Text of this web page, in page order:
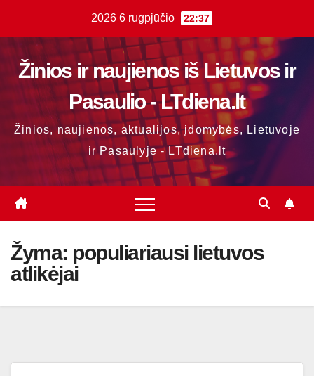
content
2026 6 rugpjūčio 22:37
Žinios ir naujienos iš Lietuvos ir
Pasaulio - LTdiena.lt
Žinios, naujienos, aktualijos, įdomybės, Lietuvoje
ir Pasaulyje - LTdiena.lt
Žyma: populiariausi lietuvos
atlikėjai